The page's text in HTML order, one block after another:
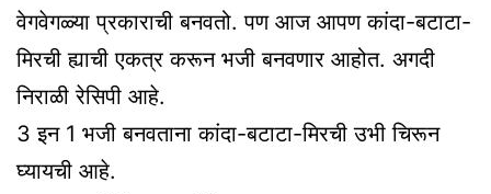
वेगवेगळ्या प्रकाराची बनवतो. पण आज आपण कांदा-बटाटा-
मिरची ह्याची एकत्र करून भजी बनवणार आहोत. अगदी
निराळी रेसिपी आहे.
3 इन 1 भजी बनवताना कांदा-बटाटा-मिरची उभी चिरून
घ्यायची आहे.